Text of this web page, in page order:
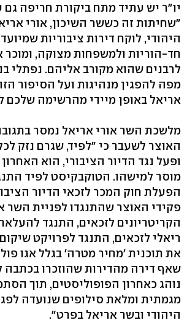
יו"ר יש עתיד מתח ביקורת חריפה גם
"שחיתות זה כששר השיכון, אורי
היהודי, לוקח דירות ציבוריות
חד-הוריות ולמשפחות מצוקה, ומוכר
לרבנים שהוא מקורב אליהם. נפתלי
מפה להפגין מנהיגות ועל הסיפור
אריאל באופן מיידי מהרשימה שלכם
מלשכת השר אורי אריאל נמסר
האוצר לשעבר כי "לפיד, שגרם נזק
ופעל נגד הדיור הציבורי, הוא
מוסר למישהו. הטוקבקיסט לפיד
הפעלת חוק המכר לזכאי הדיור
פקידי האוצר שהתנגדו לפניית
הקריטריונים לזכאים, התנגד
ריאלי לזכאים, התנגד לפרויקט
את תוכנית 'מחיר מטרה' בגלל אגו
שאף דירה מהדירות שהוזכרו בכתבה
נוהג כאחרון הפופוליסטים, תוך
מגמתית ומלאת סילופים שנועדה
היהודי ובשר אריאל בפרט".